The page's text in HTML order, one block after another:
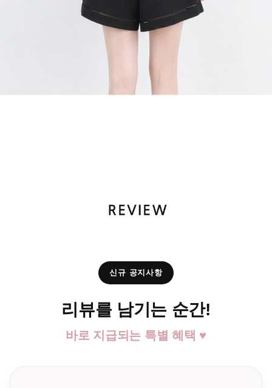
신규 공지사항
리뷰를 남기는 순간!
바로 지급되는 특별 혜택 ♥